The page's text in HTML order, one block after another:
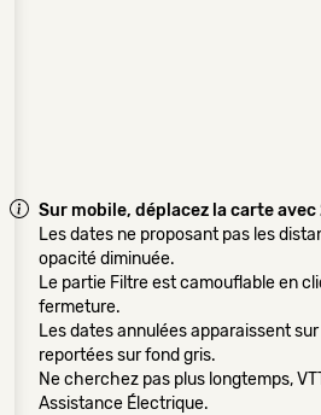
Sur mobile, déplacez la carte avec
Les dates ne proposant pas les
opacité diminuée.
Le partie Filtre est camouflable en
fermeture.
Les dates annulées apparaissent
reportées sur fond gris.
Ne cherchez pas plus longtemps,
Assistance Électrique.